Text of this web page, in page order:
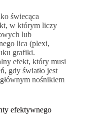
świecąca
w którym liczy
lub
lica (plexi,
grafiki.
efekt, który musi
gdy światło jest
nośnikiem
efektywnego